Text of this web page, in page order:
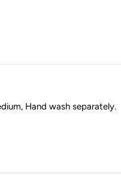
Hand wash separately.